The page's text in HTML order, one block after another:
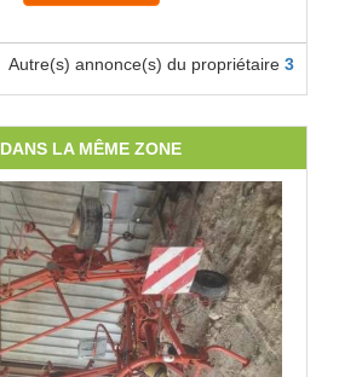
Autre(s) annonce(s) du propriétaire 3
DANS LA MÊME ZONE